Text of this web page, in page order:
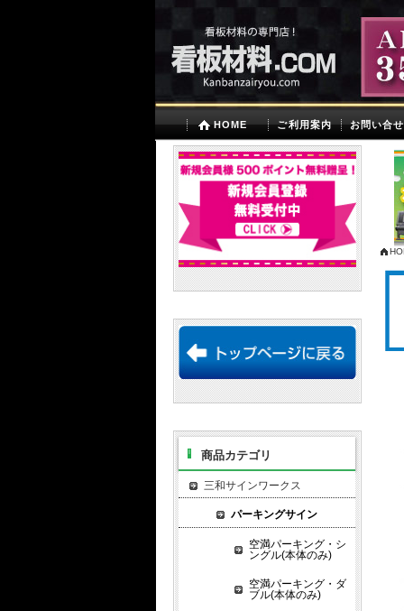
HOME ご利用案内 お問い合せ
商品カテゴリ
三和サインワークス
パーキングサイン
空満パーキング・シ
ングル(本体のみ)
空満パーキング・ダ
ブル(本体のみ)